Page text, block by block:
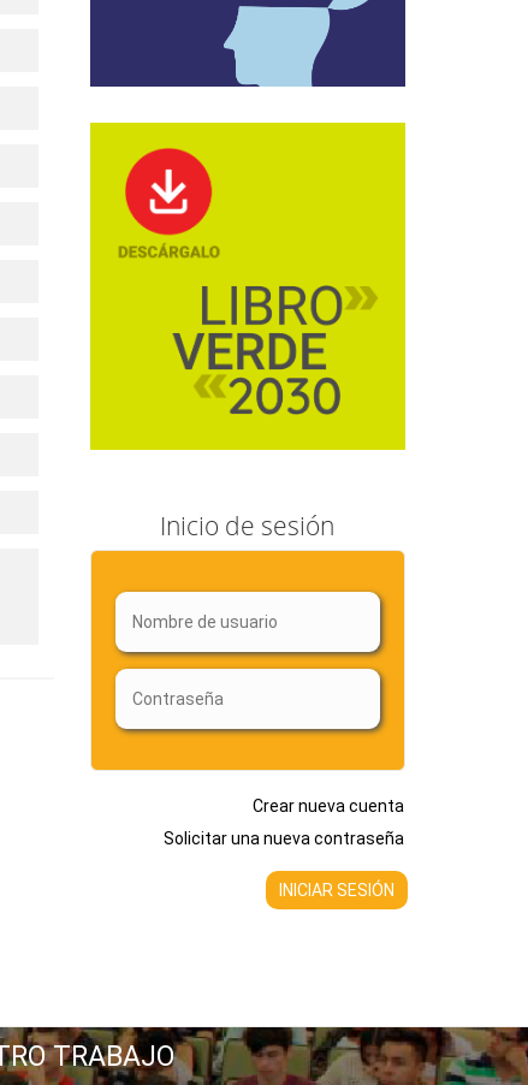
Inicio de sesión
Crear nueva cuenta
Solicitar una nueva contraseña
TRABAJO